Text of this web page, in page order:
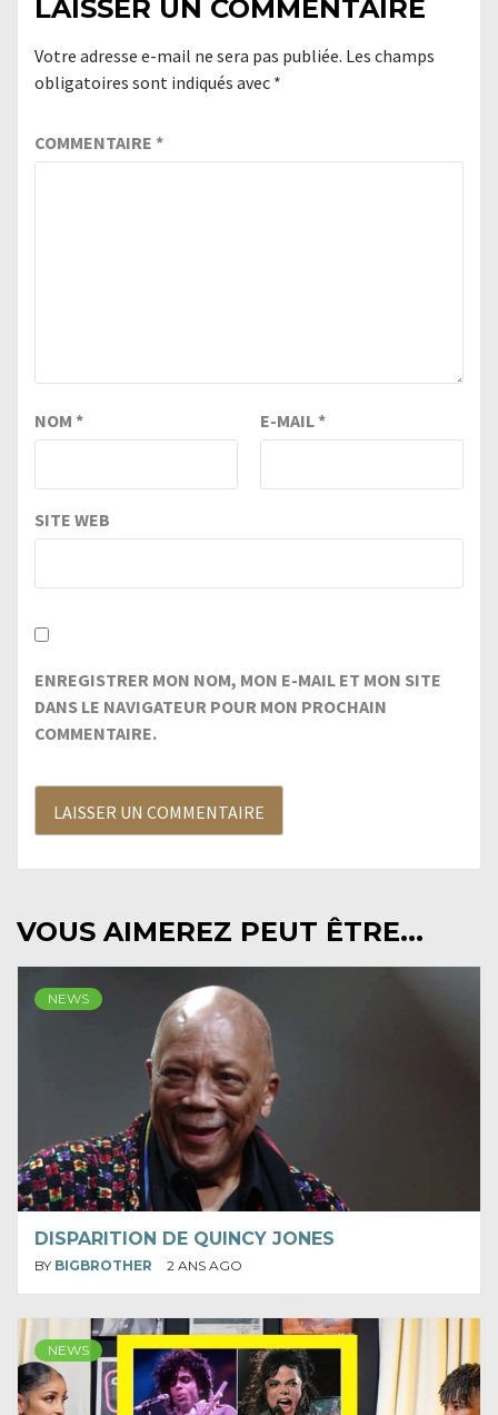
LAISSER UN COMMENTAIRE
Votre adresse e-mail ne sera pas publiée. Les champs
obligatoires sont indiqués avec *
COMMENTAIRE *
NOM * E-MAIL*
SITE WEB
ENREGISTRER MON NOM, MON E-MAIL ET MON SITE
DANS LE NAVIGATEUR POUR MON PROCHAIN
COMMENTAIRE.
VOUS AIMEREZ PEUT ÊTRE...
NEWS
DISPARITION DE QUINCY JONES
BY BIGBROTHER 2 ANS AGO
NEWS